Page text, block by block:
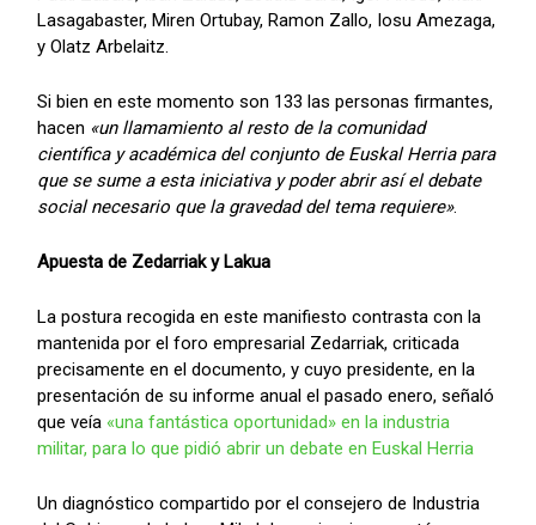
Lasagabaster, Miren Ortubay, Ramon Zallo, Iosu Amezaga,
y Olatz Arbelaitz.
Si bien en este momento son 133 las personas firmantes,
hacen «un llamamiento al resto de la comunidad
científica y académica del conjunto de Euskal Herria para
que se sume a esta iniciativa y poder abrir así el debate
social necesario que la gravedad del tema requiere».
Apuesta de Zedarriak y Lakua
La postura recogida en este manifiesto contrasta con la
mantenida por el foro empresarial Zedarriak, criticada
precisamente en el documento, y cuyo presidente, en la
presentación de su informe anual el pasado enero, señaló
que veía «una fantástica oportunidad» en la industria
militar, para lo que pidió abrir un debate en Euskal Herria
Un diagnóstico compartido por el consejero de Industria